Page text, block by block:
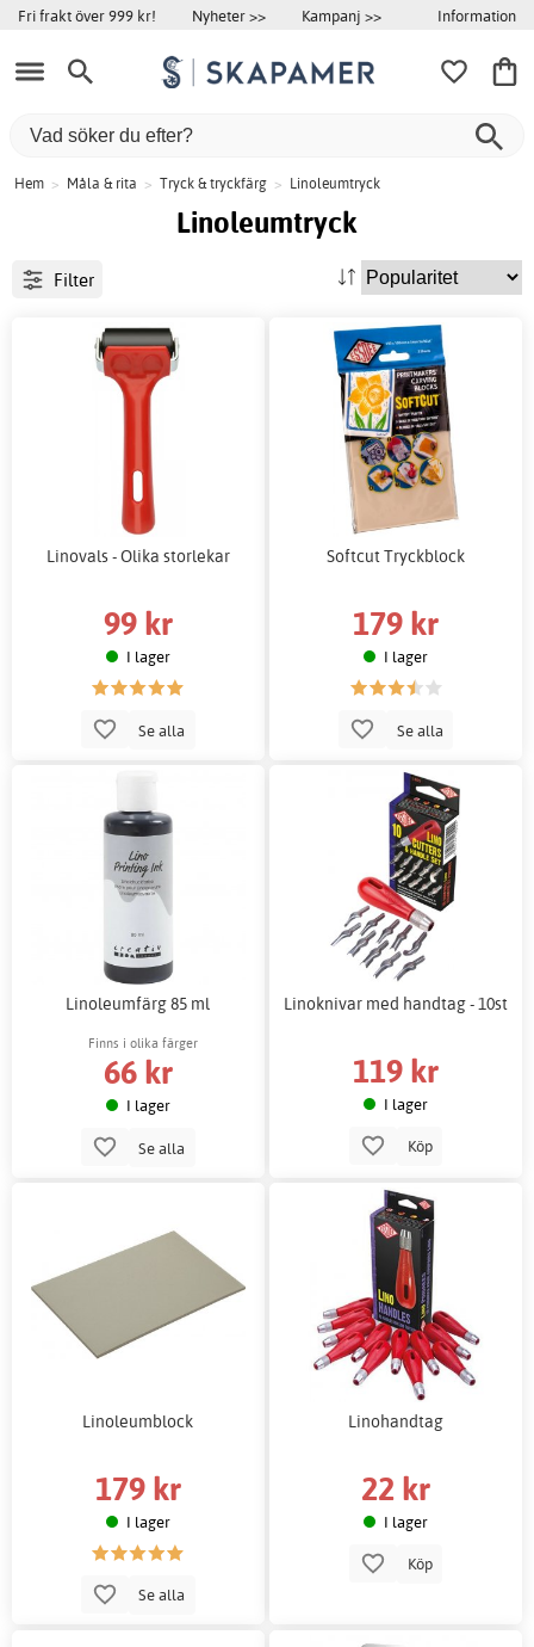
Fri frakt över 999 kr! Nyheter >> Kampanj >> Information
Hem > Måla & rita > Tryck & tryckfärg > Linoleumtryck
Linoleumtryck
Filter
Linovals - Olika storlekar
99 kr
I lager
Se alla
Softcut Tryckblock
179 kr
I lager
Se alla
Linoleumfärg 85 ml
Finns i olika färger
66 kr
I lager
Se alla
Linoknivar med handtag - 10st
119 kr
I lager
Köp
Linoleumblock
179 kr
I lager
Se alla
Linohandtag
22 kr
I lager
Köp